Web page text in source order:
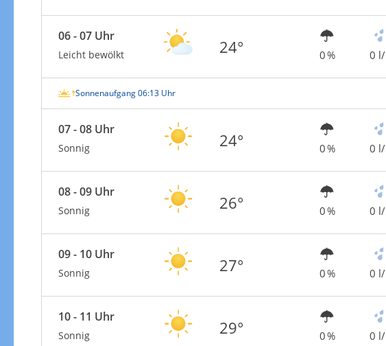
06 - 07 Uhr
Leicht bewölkt 24° 0 % 0 l/
Sonnenaufgang 06:13 Uhr
07 - 08 Uhr
Sonnig 24° 0 % 0 l/
08 - 09 Uhr
Sonnig 26° 0 % 0 l/
09 - 10 Uhr
Sonnig 27° 0 % 0 l/
10 - 11 Uhr
Sonnig 29° 0 % 0 l/